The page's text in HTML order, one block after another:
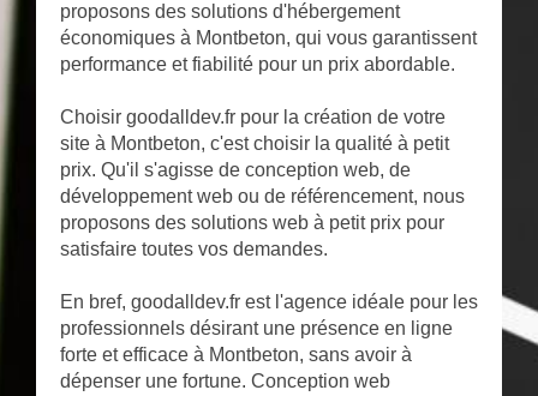
proposons des solutions d'hébergement
économiques à Montbeton, qui vous garantissent
performance et fiabilité pour un prix abordable.
Choisir goodalldev.fr pour la création de votre
site à Montbeton, c'est choisir la qualité à petit
prix. Qu'il s'agisse de conception web, de
développement web ou de référencement, nous
proposons des solutions web à petit prix pour
satisfaire toutes vos demandes.
En bref, goodalldev.fr est l'agence idéale pour les
professionnels désirant une présence en ligne
forte et efficace à Montbeton, sans avoir à
dépenser une fortune. Conception web